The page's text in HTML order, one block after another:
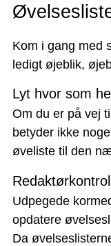
Kom i gang med
ledigt øjeblik,
Lyt hvor som
Om du er på vej
betyder ikke
øveliste til den
Udpegede
opdatere
Da